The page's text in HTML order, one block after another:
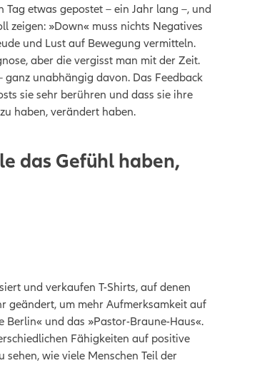
etwas gepostet – ein Jahr lang –, und
zeigen: »Down« muss nichts Negatives
und Lust auf Bewegung vermitteln.
aber die vergisst man mit der Zeit.
ganz unabhängigdavon. Das Feedback
sie sehr berühren und dass sie ihre
haben, verändert haben.
das Gefühl haben,
und verkaufen T-Shirts, auf denen
geändert, um mehr Aufmerksamkeit auf
Berlin« und das »Pastor-Braune-Haus«.
Fähigkeiten auf positive
sehen, wie viele Menschen Teil der